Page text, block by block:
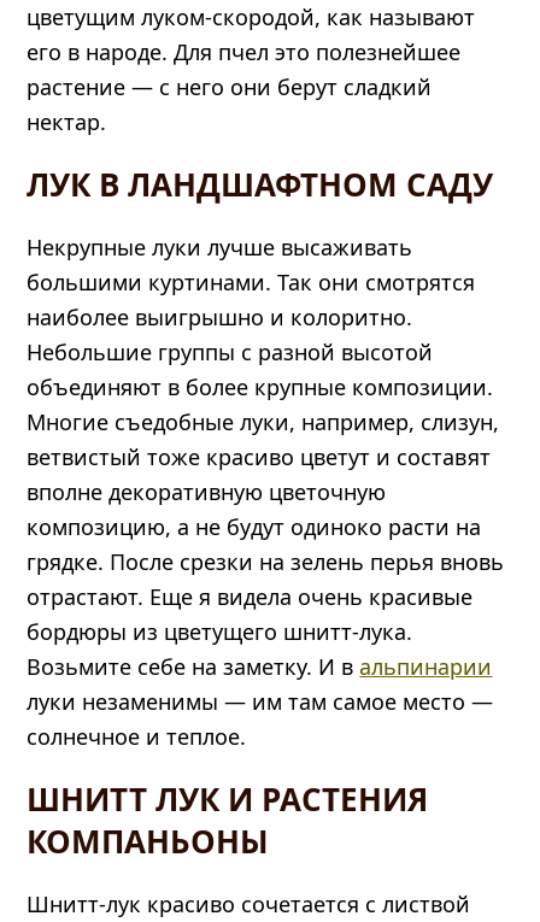
цветущим луком-скородой, как называют
его в народе. Для пчел это полезнейшее
растение — с него они берут сладкий
нектар.
ЛУК В ЛАНДШАФТНОМ САДУ
Некрупные луки лучше высаживать
большими куртинами. Так они смотрятся
наиболее выигрышно и колоритно.
Небольшие группы с разной высотой
объединяют в более крупные композиции.
Многие съедобные луки, например, слизун,
ветвистый тоже красиво цветут и составят
вполне декоративную цветочную
композицию, а не будут одиноко расти на
грядке. После срезки на зелень перья вновь
отрастают. Еще я видела очень красивые
бордюры из цветущего шнитт-лука.
Возьмите себе на заметку. И вальпинарии
луки незаменимы — им там самое место —
солнечное и теплое.
ШНИТТ ЛУК И РАСТЕНИЯ
КОМПАНЬОНЫ
Шнитт-лук красиво сочетается с листвой